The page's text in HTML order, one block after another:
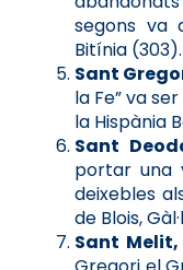
segons va
Bitínia (303).
Sant
la Fe” va
la Hispània
Sant
portar una
deixebles
de Blois,
Sant